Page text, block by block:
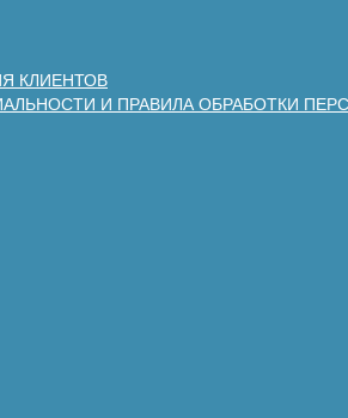
КЛИЕНТОВ
И ПРАВИЛА ОБРАБОТКИ